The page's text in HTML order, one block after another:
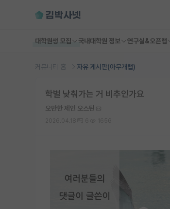
대학원생 모집 국내대학원 정보 연구실&오픈랩
커뮤니티 홈 자유 게시판(아무개랩)
학벌 낮춰가는 거 비추인가요
오만한 제인 오스틴